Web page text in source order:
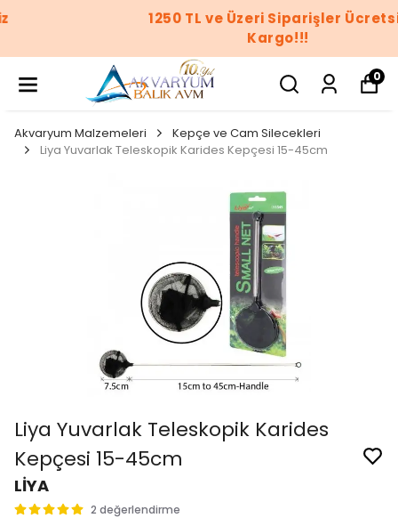
1250 TL ve Üzeri Siparişler Ücretsiz
0
Akvaryum Malzemeleri
Kepçe ve Cam Silecekleri
Liya Yuvarlak Teleskopik Karides Kepçesi 15-45cm
Liya Yuvarlak Teleskopik Karides
Kepçesi 15-45cm
LİYA
2 değerlendirme